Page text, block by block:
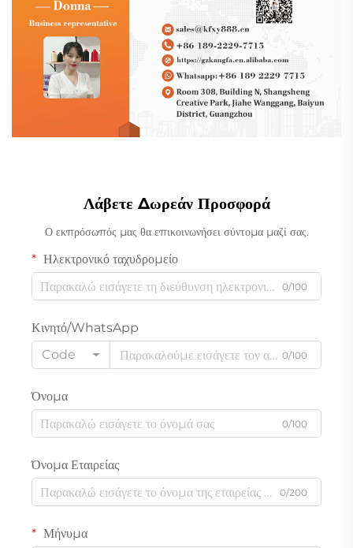
Λάβετε Δωρεάν Προσφορά
Ο εκπρόσωπός μας θα επικοινωνήσει σύντομα μαζί σας.
Ηλεκτρονικό ταχυδρομείο
0/100
Κινητό/WhatsApp
Code
0/100
Όνομα
0/100
Όνομα Εταιρείας
0/200
Μήνυμα